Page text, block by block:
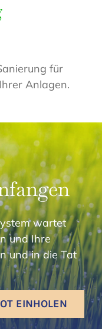
für
Anlagen.
wartet
und Ihre
und in die Tat
EINHOLEN